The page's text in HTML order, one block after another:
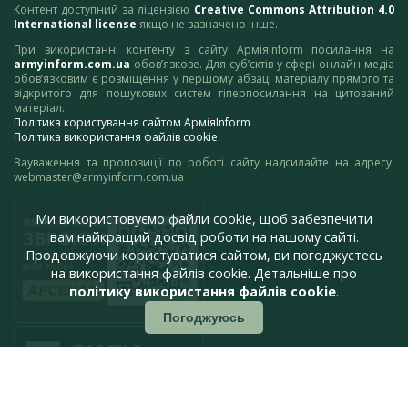
Контент доступний за ліцензією Creative Commons Attribution 4.0
International license якщо не зазначено інше.
При використанні контенту з сайту АрміяInform посилання на
armyinform.com.ua обов’язкове. Для суб’єктів у сфері онлайн-медіа
обов’язковим є розміщення у першому абзаці матеріалу прямого та
відкритого для пошукових систем гіперпосилання на цитований
матеріал.
Політика користування сайтом АрміяInform
Політика використання файлів cookie
Зауваження та пропозиції по роботі сайту надсилайте на адресу:
webmaster@armyinform.com.ua
Ми використовуємо файли cookie, щоб забезпечити
вам найкращий досвід роботи на нашому сайті.
Продовжуючи користуватися сайтом, ви погоджуєтесь
на використання файлів cookie. Детальніше про
політику використання файлів cookie.
Погоджуюсь